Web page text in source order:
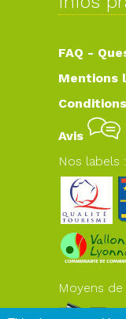
FAQ -
Mentions
Avis
Nos labels :
Moyens